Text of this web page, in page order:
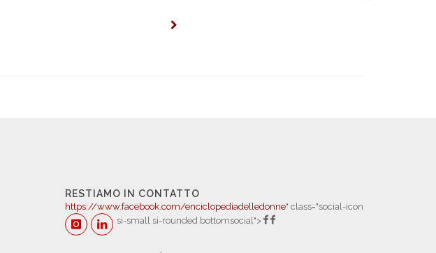
RESTIAMO IN CONTATTO
https://www.facebook.com/enciclopediadelledonne" class="social-icon
si-small si-rounded bottomsocial">